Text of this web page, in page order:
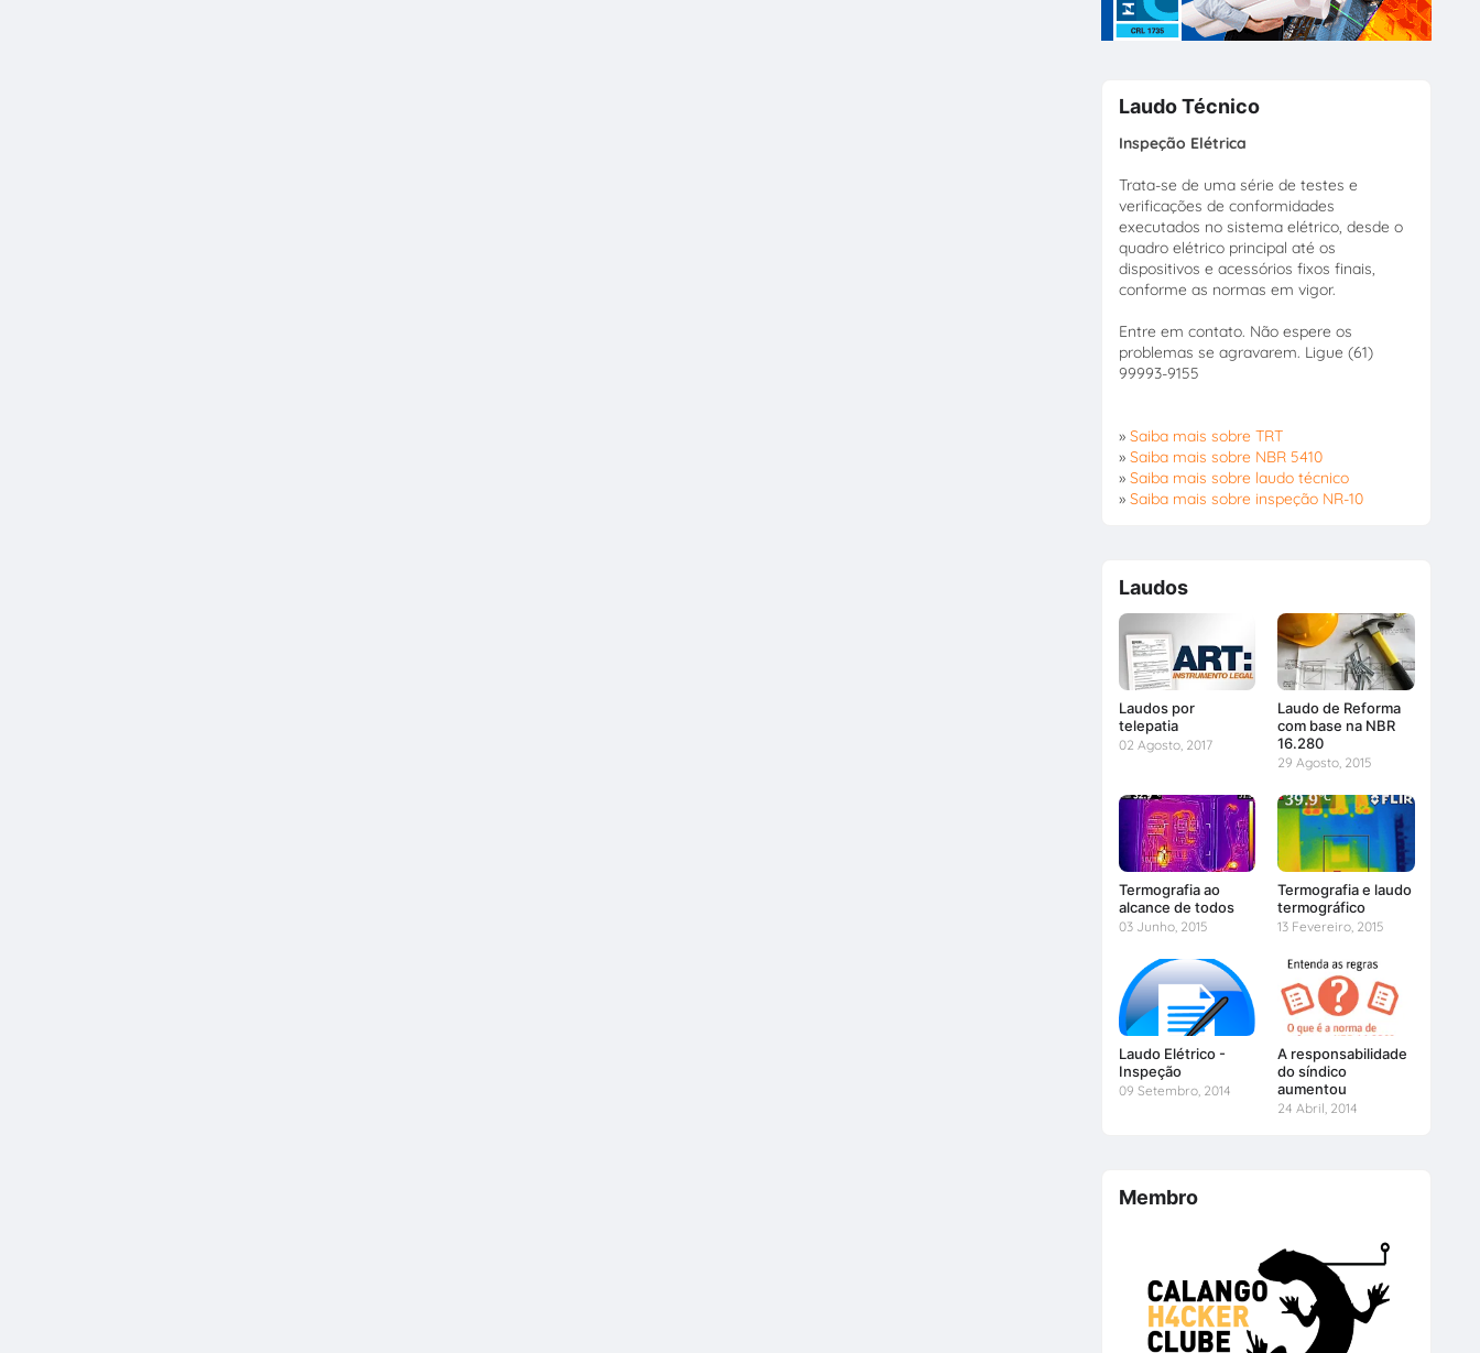
Laudo Técnico
Inspeção Elétrica
Trata-se de uma série de testes e
verificações de conformidades
executados no sistema elétrico, desde o
quadro elétrico principal até os
dispositivos e acessórios fixos finais,
conforme as normas em vigor.
Entre em contato. Não espere os
problemas se agravarem. Ligue (61)
99993-9155
» Saiba mais sobre TRT
» Saiba mais sobre NBR 5410
» Saiba mais sobre laudo técnico
» Saiba mais sobre inspeção NR-10
Laudos
Laudos por
telepatia
02 Agosto, 2017
Laudo de Reforma
com base na NBR
16.280
29 Agosto, 2015
Termografia ao
alcance de todos
03 Junho, 2015
Termografia e laudo
termográfico
13 Fevereiro, 2015
Laudo Elétrico -
Inspeção
09 Setembro, 2014
A responsabilidade
do síndico
aumentou
24 Abril, 2014
Membro